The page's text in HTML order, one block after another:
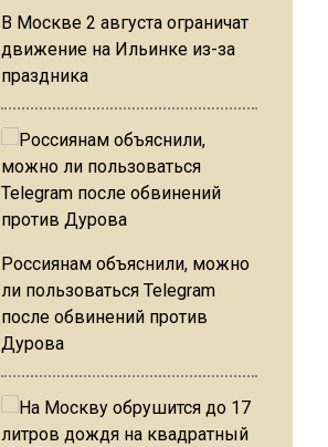
В Москве 2 августа ограничат
движение на Ильинке из-за
праздника
Россиянам объяснили, можно
ли пользоваться Telegram
после обвинений против
Дурова